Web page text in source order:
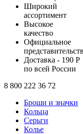
Широкий
ассортимент
Высокое
качество
Официальное
Доставка - 190 Р
по всей России
8 800 222 36 72
Броши и значки
Кольца
Серьги
Колье